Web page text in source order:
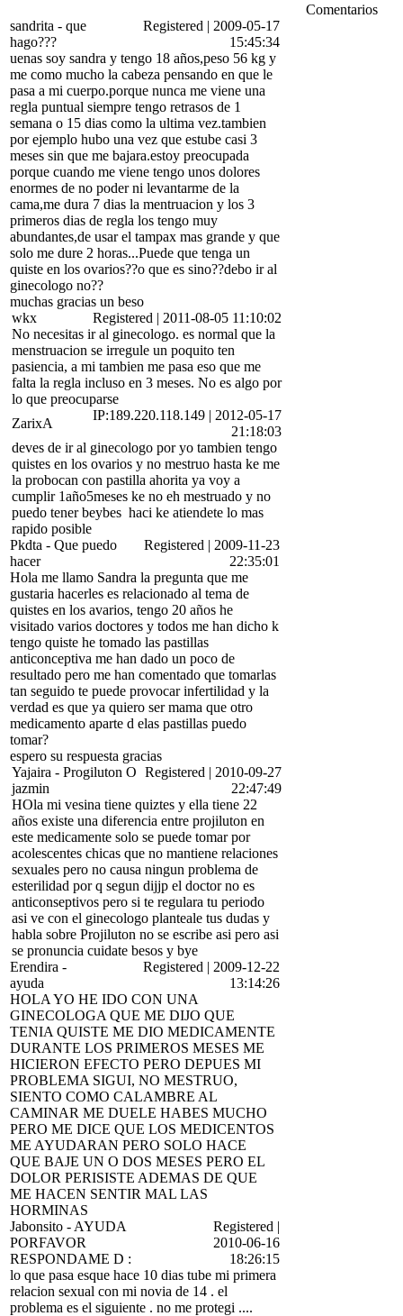
Comentarios
sandrita - que
hago???
Registered | 2009-05-17
15:45:34
uenas soy sandra y tengo 18 años,peso 56 kg y
me como mucho la cabeza pensando en que le
pasa a mi cuerpo.porque nunca me viene una
regla puntual siempre tengo retrasos de 1
semana o 15 dias como la ultima vez.tambien
por ejemplo hubo una vez que estube casi 3
meses sin que me bajara.estoy preocupada
porque cuando me viene tengo unos dolores
enormes de no poder ni levantarme de la
cama,me dura 7 dias la mentruacion y los 3
primeros dias de regla los tengo muy
abundantes,de usar el tampax mas grande y que
solo me dure 2 horas...Puede que tenga un
quiste en los ovarios??o que es sino??debo ir al
ginecologo no??
muchas gracias un beso
wkx
Registered | 2011-08-05 11:10:02
No necesitas ir al ginecologo. es normal que la
menstruacion se irregule un poquito ten
pasiencia, a mi tambien me pasa eso que me
falta la regla incluso en 3 meses. No es algo por
lo que preocuparse
ZarixA
IP:189.220.118.149 | 2012-05-17
21:18:03
deves de ir al ginecologo por yo tambien tengo
quistes en los ovarios y no mestruo hasta ke me
la probocan con pastilla ahorita ya voy a
cumplir 1año5meses ke no eh mestruado y no
puedo tener beybes haci ke atiendete lo mas
rapido posible
Pkdta - Que puedo
hacer
Registered | 2009-11-23
22:35:01
Hola me llamo Sandra la pregunta que me
gustaria hacerles es relacionado al tema de
quistes en los avarios, tengo 20 años he
visitado varios doctores y todos me han dicho k
tengo quiste he tomado las pastillas
anticonceptiva me han dado un poco de
resultado pero me han comentado que tomarlas
tan seguido te puede provocar infertilidad y la
verdad es que ya quiero ser mama que otro
medicamento aparte d elas pastillas puedo
tomar?
espero su respuesta gracias
Yajaira - Progiluton O
jazmin
Registered | 2010-09-27
22:47:49
HOla mi vesina tiene quiztes y ella tiene 22
años existe una diferencia entre projiluton en
este medicamente solo se puede tomar por
acolescentes chicas que no mantiene relaciones
sexuales pero no causa ningun problema de
esterilidad por q segun dijjp el doctor no es
anticonseptivos pero si te regulara tu periodo
asi ve con el ginecologo planteale tus dudas y
habla sobre Projiluton no se escribe asi pero asi
se pronuncia cuidate besos y bye
Erendira -
ayuda
Registered | 2009-12-22
13:14:26
HOLA YO HE IDO CON UNA
GINECOLOGA QUE ME DIJO QUE
TENIA QUISTE ME DIO MEDICAMENTE
DURANTE LOS PRIMEROS MESES ME
HICIERON EFECTO PERO DEPUES MI
PROBLEMA SIGUI, NO MESTRUO,
SIENTO COMO CALAMBRE AL
CAMINAR ME DUELE HABES MUCHO
PERO ME DICE QUE LOS MEDICENTOS
ME AYUDARAN PERO SOLO HACE
QUE BAJE UN O DOS MESES PERO EL
DOLOR PERISISTE ADEMAS DE QUE
ME HACEN SENTIR MAL LAS
HORMINAS
Jabonsito - AYUDA
PORFAVOR
RESPONDAME D :
Registered |
2010-06-16
18:26:15
lo que pasa esque hace 10 dias tube mi primera
relacion sexual con mi novia de 14 . el
problema es el siguiente . no me protegi ....